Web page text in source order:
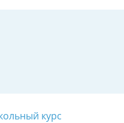
курс